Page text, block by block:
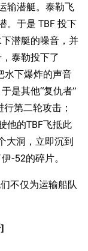
输潜艇。泰勒飞
。于是 TBF 投下
潜艇的噪音，并
泰勒投下了
水下爆炸的声音
是其他“复仇者”
第二轮攻击；
他的TBF飞抵此
大洞，立即沉到
-52的碎片。
不仅为运输船队